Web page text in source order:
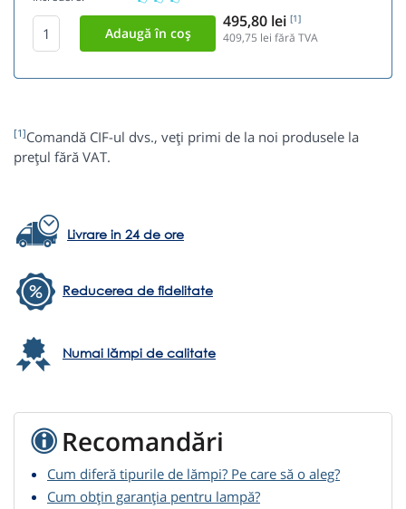
495,80 lei [1]
409,75 lei fără TVA
[1]Comandă CIF-ul dvs., veți primi de la noi produsele la
prețul fără VAT.
Livrare in 24 de ore
Reducerea de fidelitate
Numai lămpi de calitate
Recomandări
Cum diferă tipurile de lămpi? Pe care să o aleg?
Cum obțin garanția pentru lampă?